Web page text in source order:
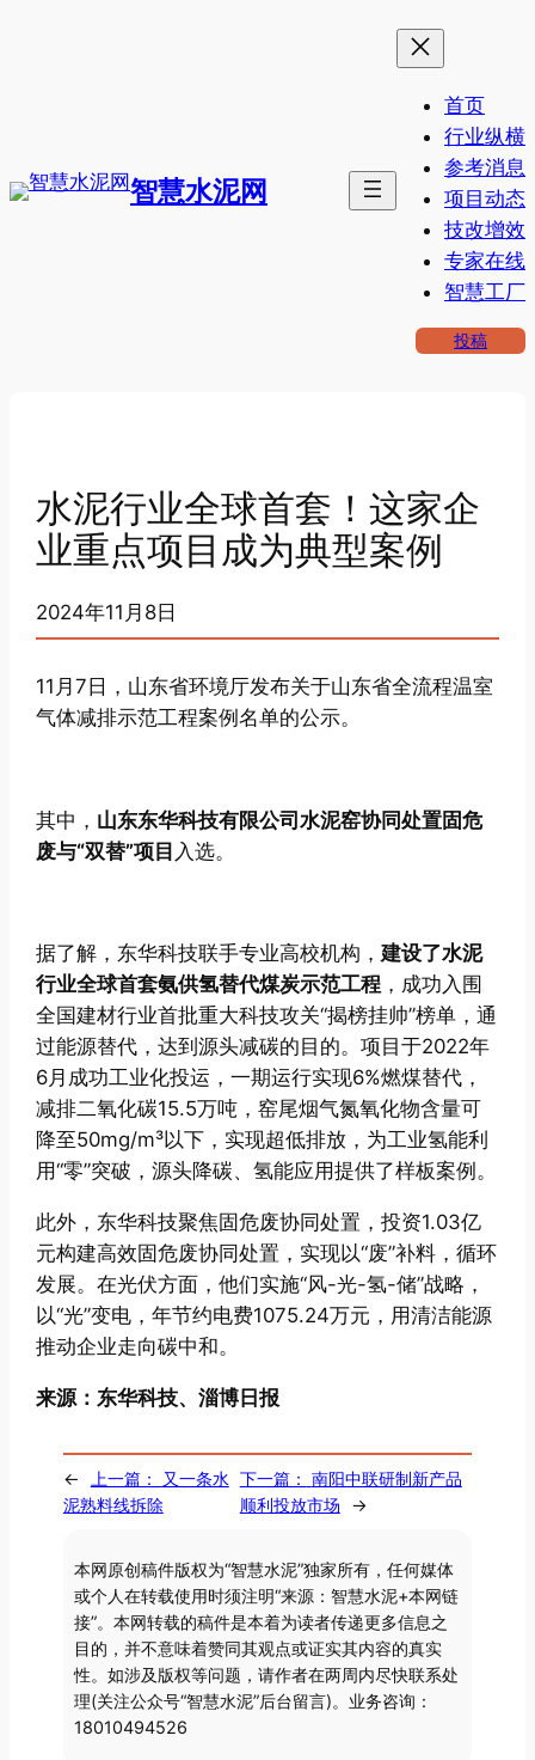
智慧水泥网
首页
行业纵横
参考消息
项目动态
技改增效
专家在线
智慧工厂
投稿
水泥行业全球首套！这家企
业重点项目成为典型案例
2024年11月8日
11月7日，山东省环境厅发布关于山东省全流程温室
气体减排示范工程案例名单的公示。
其中， 山东东华科技有限公司水泥窑协同处置固危
废与“双替”项目 入选。
据了解，东华科技联手专业高校机构，建设了水泥
行业全球首套氨供氢替代煤炭示范工程 ，成功入围
全国建材行业首批重大科技攻关“揭榜挂帅”榜单，通
过能源替代，达到源头减碳的目的。项目于2022年
6月成功工业化投运，一期运行实现6%燃煤替代，
减排二氧化碳15.5万吨，窑尾烟气氮氧化物含量可
降至50mg/m³以下，实现超低排放，为工业氢能利
用“零”突破，源头降碳、氢能应用提供了样板案例。
此外，东华科技聚焦固危废协同处置，投资1.03亿
元构建高效固危废协同处置，实现以“废”补料，循环
发展。在光伏方面，他们实施“风-光-氢-储”战略，
以“光”变电，年节约电费1075.24万元，用清洁能源
推动企业走向碳中和。
来源：东华科技、淄博日报
← 上一篇：
又一条水
泥熟料线拆除
下一篇： 南阳中联研制新产品
顺利投放市场
→
本网原创稿件版权为“智慧水泥”独家所有，任何媒体
或个人在转载使用时须注明“来源：智慧水泥+本网链
接”。本网转载的稿件是本着为读者传递更多信息之
目的，并不意味着赞同其观点或证实其内容的真实
性。如涉及版权等问题，请作者在两周内尽快联系处
理(关注公众号“智慧水泥”后台留言)。业务咨询：
18010494526